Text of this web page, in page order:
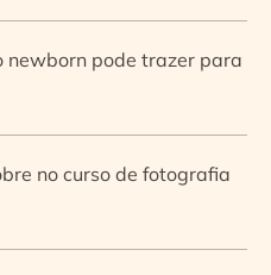
newborn pode trazer para
no curso de fotografia